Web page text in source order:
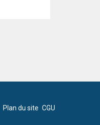
Plan du site CGU